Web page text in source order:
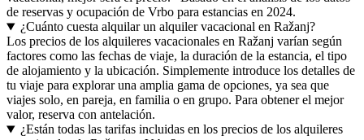
de reservas y ocupación de Vrbo para estancias en 2024.
¿Cuánto cuesta alquilar un alquiler vacacional en Ražanj?
Los precios de los alquileres vacacionales en Ražanj varían según
factores como las fechas de viaje, la duración de la estancia, el tipo
de alojamiento y la ubicación. Simplemente introduce los detalles de
tu viaje para explorar una amplia gama de opciones, ya sea que
viajes solo, en pareja, en familia o en grupo. Para obtener el mejor
valor, reserva con antelación.
¿Están todas las tarifas incluidas en los precios de los alquileres